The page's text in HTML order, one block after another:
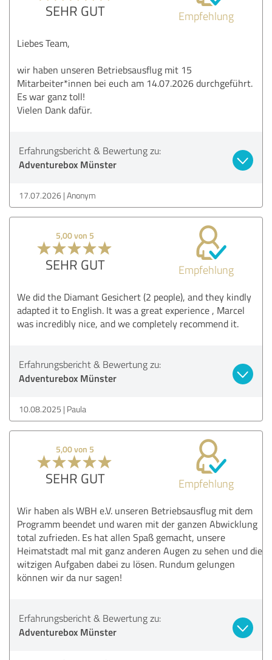
SEHR GUT Empfehlung
Liebes Team,
wir haben unseren Betriebsausflug mit 15
Mitarbeiter*innen bei euch am 14.07.2026 durchgeführt.
Es war ganz toll!
Vielen Dank dafür.
Erfahrungsbericht & Bewertung zu:
Adventurebox Münster
17.07.2026 Anonym
5,00 von 5
SEHR GUT Empfehlung
We did the Diamant Gesichert (2 people), and they kindly
adapted it to English. It was a great experience , Marcel
was incredibly nice, and we completely recommend it.
Erfahrungsbericht & Bewertung zu:
Adventurebox Münster
10.08.2025 Paula
5,00 von 5
SEHR GUT Empfehlung
Wir haben als WBH e.V. unseren Betriebsausflug mit dem
Programm beendet und waren mit der ganzen Abwicklung
total zufrieden. Es hat allen Spaß gemacht, unsere
Heimatstadt mal mit ganz anderen Augen zu sehen und die
witzigen Aufgaben dabei zu lösen. Rundum gelungen
können wir da nur sagen!
Erfahrungsbericht & Bewertung zu:
Adventurebox Münster